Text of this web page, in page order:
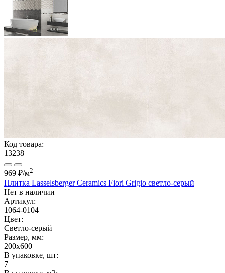
Код товара:
13238
969 ₽/м2
Плитка Lasselsberger Ceramics Fiori Grigio светло-серый
Нет в наличии
Артикул:
1064-0104
Цвет:
Светло-серый
Размер, мм:
200x600
В упаковке, шт:
7